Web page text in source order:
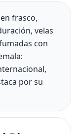
frasco,
velas
con
por su